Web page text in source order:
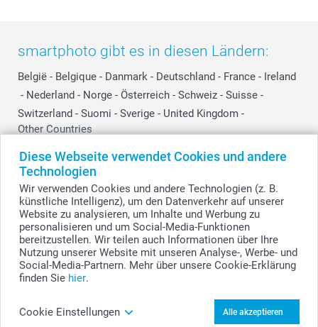
Diese Webseite verwendet Cookies und andere
Technologien
Wir verwenden Cookies und andere Technologien (z. B.
künstliche Intelligenz), um den Datenverkehr auf unserer
Website zu analysieren, um Inhalte und Werbung zu
personalisieren und um Social-Media-Funktionen
bereitzustellen. Wir teilen auch Informationen über Ihre
Nutzung unserer Website mit unseren Analyse-, Werbe- und
Social-Media-Partnern. Mehr über unsere Cookie-Erklärung
finden Sie hier.
Cookie Einstellungen Alle akzeptieren
Schüttelrahmen mit Glitzerherzen gestalten
smartphoto gibt es in diesen Ländern:
België - Belgique - Danmark - Deutschland - France - Ireland
- Nederland - Norge - Österreich - Schweiz - Suisse -
Switzerland - Suomi - Sverige - United Kingdom -
Other Countries
© smartphoto Group. Alle Rechte vorbehalten.
Alle Preise verstehen sich in Schweizer Franken (CHF) inkl. MwSt. und zzgl.
Versandkosten.